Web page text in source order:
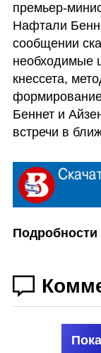
премьер-
Нафтали
сообщении
необходимые
кнессета,
формирование
Беннет и
встречи в
Подробности